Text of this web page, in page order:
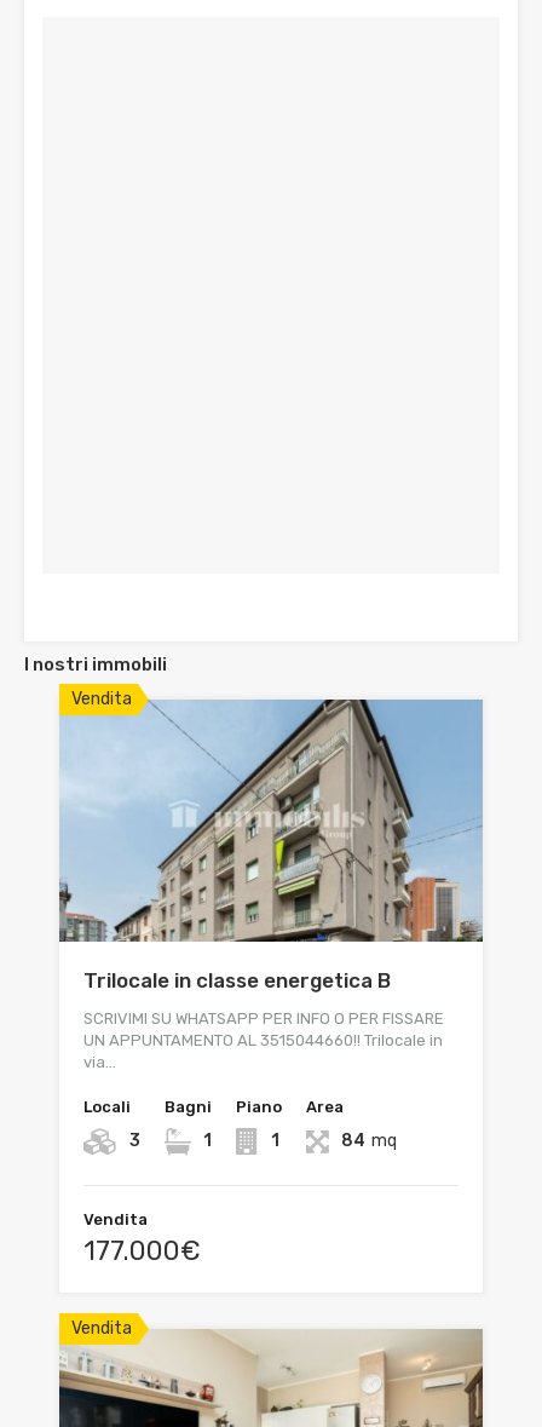
I nostri immobili
Vendita
Trilocale in classe energetica B
SCRIVIMI SU WHATSAPP PER INFO O PER FISSARE
UN APPUNTAMENTO AL 3515044660!! Trilocale in
via…
Locali
3
Bagni
1
Piano
1
Area
84 mq
Vendita
177.000€
Vendita